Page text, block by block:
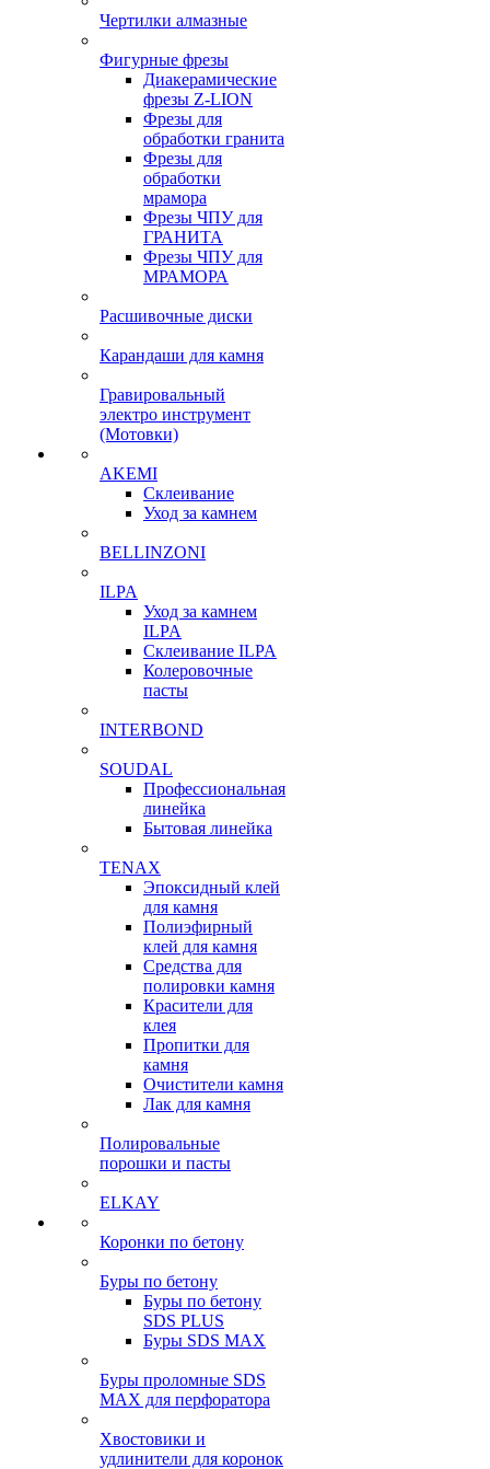
Чертилки алмазные
Фигурные фрезы
Диакерамические
фрезы Z-LION
Фрезы для
обработки гранита
Фрезы для
обработки
мрамора
Фрезы ЧПУ для
ГРАНИТА
Фрезы ЧПУ для
МРАМОРА
Расшивочные диски
Карандаши для камня
Гравировальный
электро инструмент
(Мотовки)
AKEMI
Склеивание
Уход за камнем
BELLINZONI
ILPA
Уход за камнем
ILPA
Склеивание ILPA
Колеровочные
пасты
INTERBOND
SOUDAL
Профессиональная
линейка
Бытовая линейка
TENAX
Эпоксидный клей
для камня
Полиэфирный
клей для камня
Средства для
полировки камня
Красители для
клея
Пропитки для
камня
Очистители камня
Лак для камня
Полировальные
порошки и пасты
ELKAY
Коронки по бетону
Буры по бетону
Буры по бетону
SDS PLUS
Буры SDS MAX
Буры проломные SDS
MAX для перфоратора
Хвостовики и
удлинители для коронок